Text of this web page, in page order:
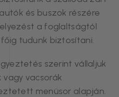
és buszok részére
a foglaltságtól
tudunk biztosítani.
szerint vállaljuk
vacsorák
menüsor alapján.